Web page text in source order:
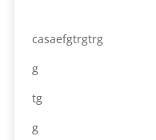
casaefgtrgtrg
g
tg
g